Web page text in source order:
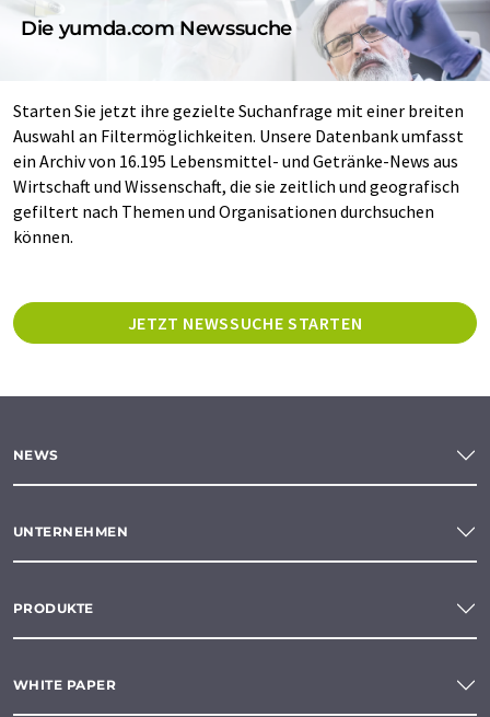
Die yumda.com Newssuche
Starten Sie jetzt ihre gezielte Suchanfrage mit einer breiten
Auswahl an Filtermöglichkeiten. Unsere Datenbank umfasst
ein Archiv von 16.195 Lebensmittel- und Getränke-News aus
Wirtschaft und Wissenschaft, die sie zeitlich und geografisch
gefiltert nach Themen und Organisationen durchsuchen
können.
JETZT NEWSSUCHE STARTEN
NEWS
UNTERNEHMEN
PRODUKTE
WHITE PAPER